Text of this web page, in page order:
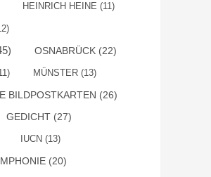
HEINRICH HEINE (11)
OSNABRÜCK (22)
MÜNSTER (13)
BILDPOSTKARTEN (26)
GEDICHT (27)
IUCN (13)
(20)